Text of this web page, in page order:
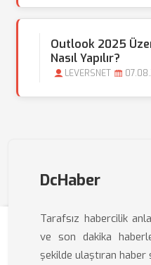
Outlook 2025
Nasıl Yapılır?
LEVERSNET
DcHaber
Tarafsız habercilik
ve son dakika
şekilde ulaştıran haber